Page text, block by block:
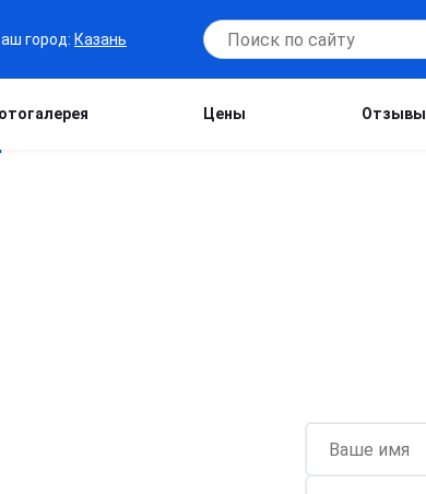
город: Казань
Цены Отзывы